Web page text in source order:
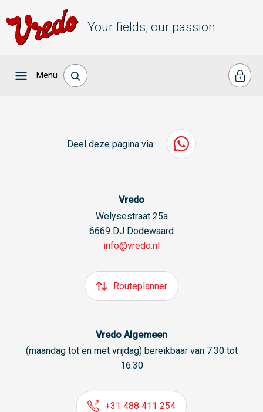
Your fields, our passion
Menu
Deel deze pagina via:
Vredo
Welysestraat 25a
6669 DJ Dodewaard
info@vredo.nl
Routeplanner
Vredo Algemeen
(maandag tot en met vrijdag) bereikbaar van 7.30 tot
16.30
+31 488 411 254